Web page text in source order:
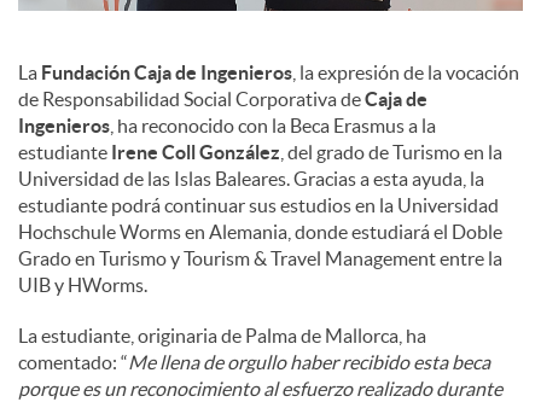
La Fundación Caja de Ingenieros , la expresión de la vocación
de Responsabilidad Social Corporativa deCaja de
Ingenieros , ha reconocido con la Beca Erasmus a la
estudiante Irene Coll González , del grado de Turismo en la
Universidad de las Islas Baleares. Gracias a esta ayuda, la
estudiante podrá continuar sus estudios en la Universidad
Hochschule Worms en Alemania, donde estudiará el Doble
Grado en Turismo y Tourism & Travel Management entre la
UIB y HWorms.
La estudiante, originaria de Palma de Mallorca, ha
comentado: “Me llena de orgullo haber recibido esta beca
porque es un reconocimiento al esfuerzo realizado durante